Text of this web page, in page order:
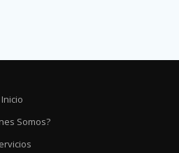
Inicio
Somos?